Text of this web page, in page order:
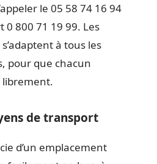
le 05 58 74 16 94
800 71 19 99. Les
à tous les
pour que chacun
librement.
de transport
d’un emplacement